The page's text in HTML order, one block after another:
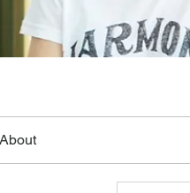
About